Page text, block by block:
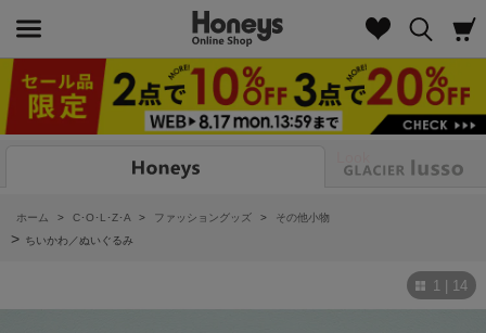
ホーム > C･O･L･Z･A > ファッショングッズ > その他小物
> ちいかわ／ぬいぐるみ
1 | 14